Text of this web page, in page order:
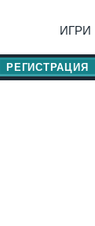
ИГРИ
РЕГИСТРАЦИЯ